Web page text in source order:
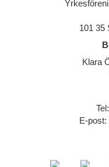
101 35
Klara
E-post: